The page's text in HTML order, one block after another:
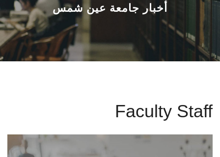
القطاعـات
الشئون الأكاديمية
البحث العلمي
الأنظمة الذكية
أخبار جامعة عين شمس
Faculty Staff